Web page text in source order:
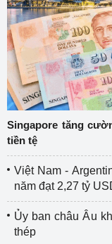
Singapore tăng
tiền tệ
Việt Nam -
năm đạt 2,27 tỷ
Ủy ban châu Âu
thép